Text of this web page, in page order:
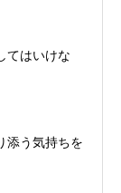
てはいけな
添う気持ちを